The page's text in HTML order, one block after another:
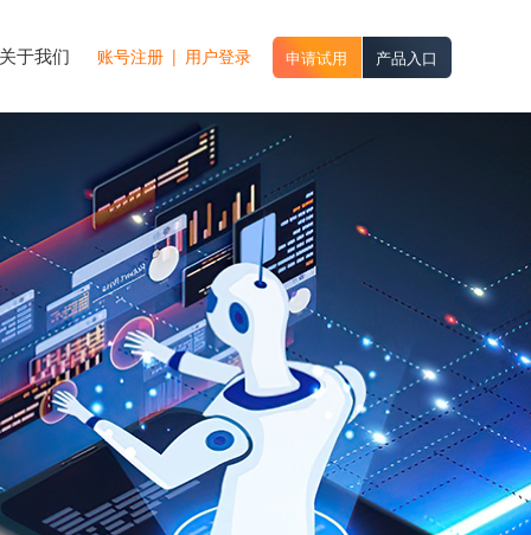
关于我们 账号注册 | 用户登录 申请试用 产品入口